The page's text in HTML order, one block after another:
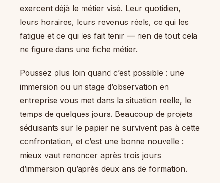
exercent déjà le métier visé. Leur quotidien,
leurs horaires, leurs revenus réels, ce qui les
fatigue et ce qui les fait tenir — rien de tout cela
ne figure dans une fiche métier.
Poussez plus loin quand c’est possible : une
immersion ou un stage d’observation en
entreprise vous met dans la situation réelle, le
temps de quelques jours. Beaucoup de projets
séduisants sur le papier ne survivent pas à cette
confrontation, et c’est une bonne nouvelle :
mieux vaut renoncer après trois jours
d’immersion qu’après deux ans de formation.